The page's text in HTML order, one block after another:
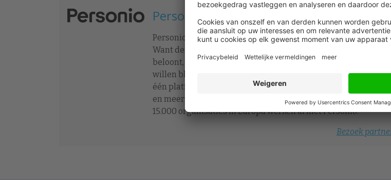
Personio
Personio is het intelligente HR-platform voor organisaties in
Want de rol van HR is nooit maar één functie. Je werft,
beloont, begeleidt en bouwt tegelijk aan een cultuur waar
willen blijven. Personio brengt al die verantwoordelijkheden
één platform, zodat HR-teams minder tijd kwijt zijn aan losse
en meer ruimte hebben voor het werk dat er echt toe doet.
15.000 organisaties in Europa werken al met Personio.
Bezoek